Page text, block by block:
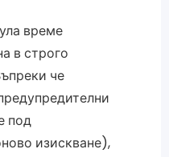
време
в строго
че
под
изискване),